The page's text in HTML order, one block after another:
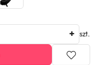
szt.